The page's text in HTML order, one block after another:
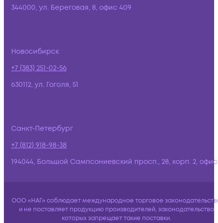
344000, ул. Береговая, 8, офис 409
Новосибирск
+7 (383) 251-02-56
630112, ул. Гоголя, 51
Санкт-Петербург
+7 (812) 918-98-38
194044, Большой Сампсониевский просп., 28, корп. 2,
ООО «НАГ» соблюдает международное торговое
и не поставляет продукцию производителей, законодательство
которых запрещает такие поставки.